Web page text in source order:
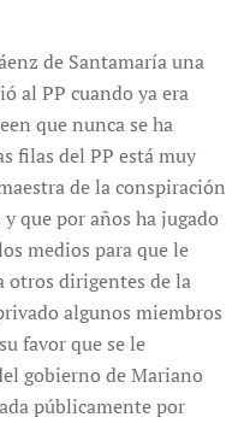
de Santamaría una
al PP cuando ya era
que nunca se ha
filas del PP está muy
de la conspiración
que por años ha jugado
medios para que le
otros dirigentes de la
algunos miembros
favor que se le
gobierno de Mariano
públicamente por